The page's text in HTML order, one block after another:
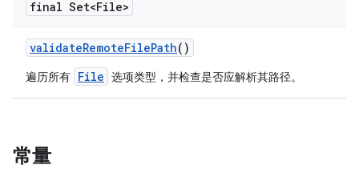
final Set<File>
validateRemoteFilePath()
遍历所有 File 选项类型，并检查是否应解析其路径。
常量